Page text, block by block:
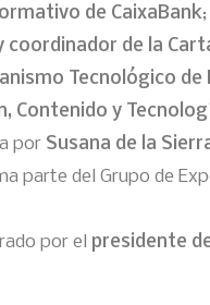
de CaixaBank;
de la
Tecnológico de
Contenido y
por Susana de la
parte del Grupo de
por el presidente